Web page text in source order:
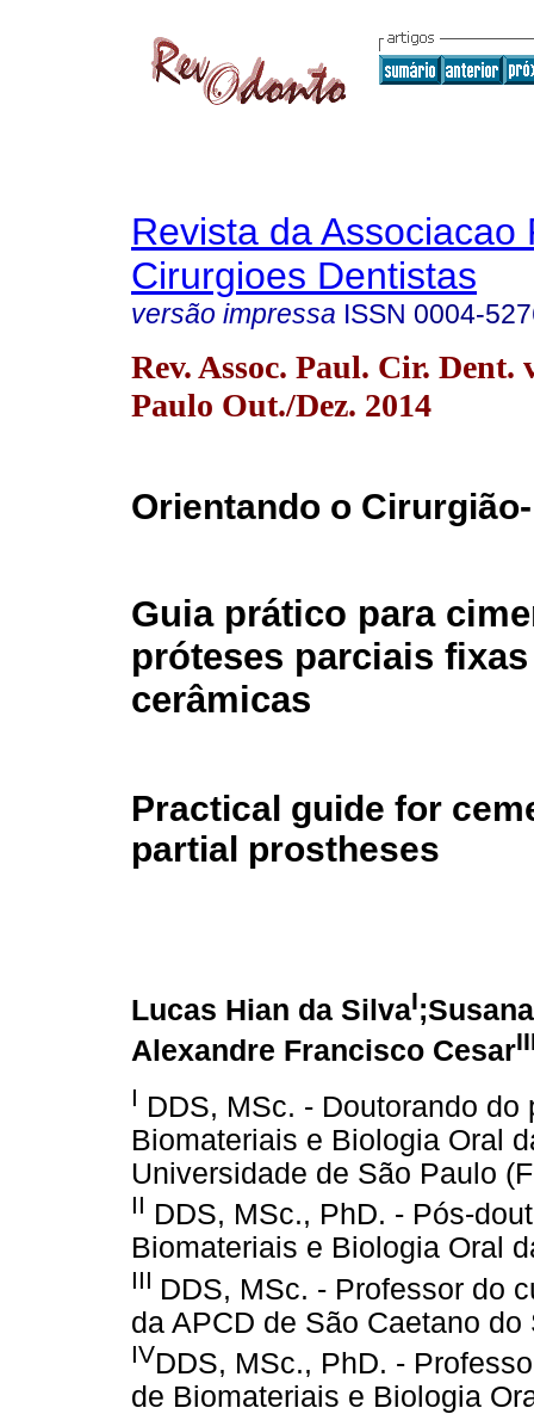
Revista da Associacao
Cirurgioes Dentistas
versão impressa ISSN 0004-
Rev. Assoc. Paul. Cir. Dent.
Paulo Out./Dez. 2014
Orientando o
Guia prático para
próteses parciais
cerâmicas
Practical guide for
partial prostheses
Lucas Hian da SilvaI
Alexandre Francisco Cesar
I DDS, MSc. - Doutorando
Biomateriais e Biologia Oral
Universidade de São Paulo
II DDS, MSc., PhD. - Pós-
Biomateriais e Biologia Oral
III DDS, MSc. - Professor do
da APCD de São Caetano do
IVDDS, MSc., PhD. -
de Biomateriais e Biologia